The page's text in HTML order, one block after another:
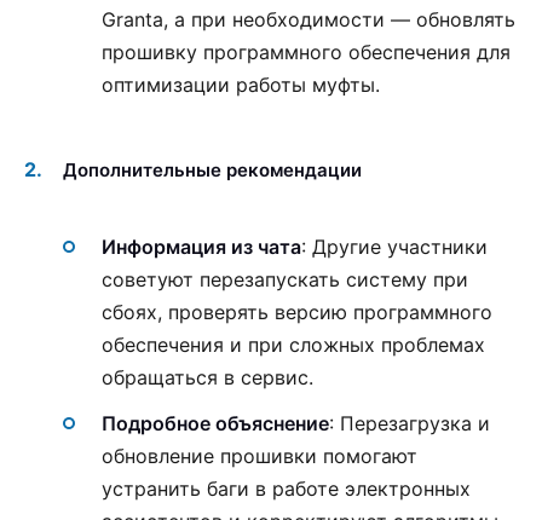
Granta, а при необходимости — обновлять
прошивку программного обеспечения для
оптимизации работы муфты.
Дополнительные рекомендации
Информация из чата: Другие участники
советуют перезапускать систему при
сбоях, проверять версию программного
обеспечения и при сложных проблемах
обращаться в сервис.
Подробное объяснение: Перезагрузка и
обновление прошивки помогают
устранить баги в работе электронных